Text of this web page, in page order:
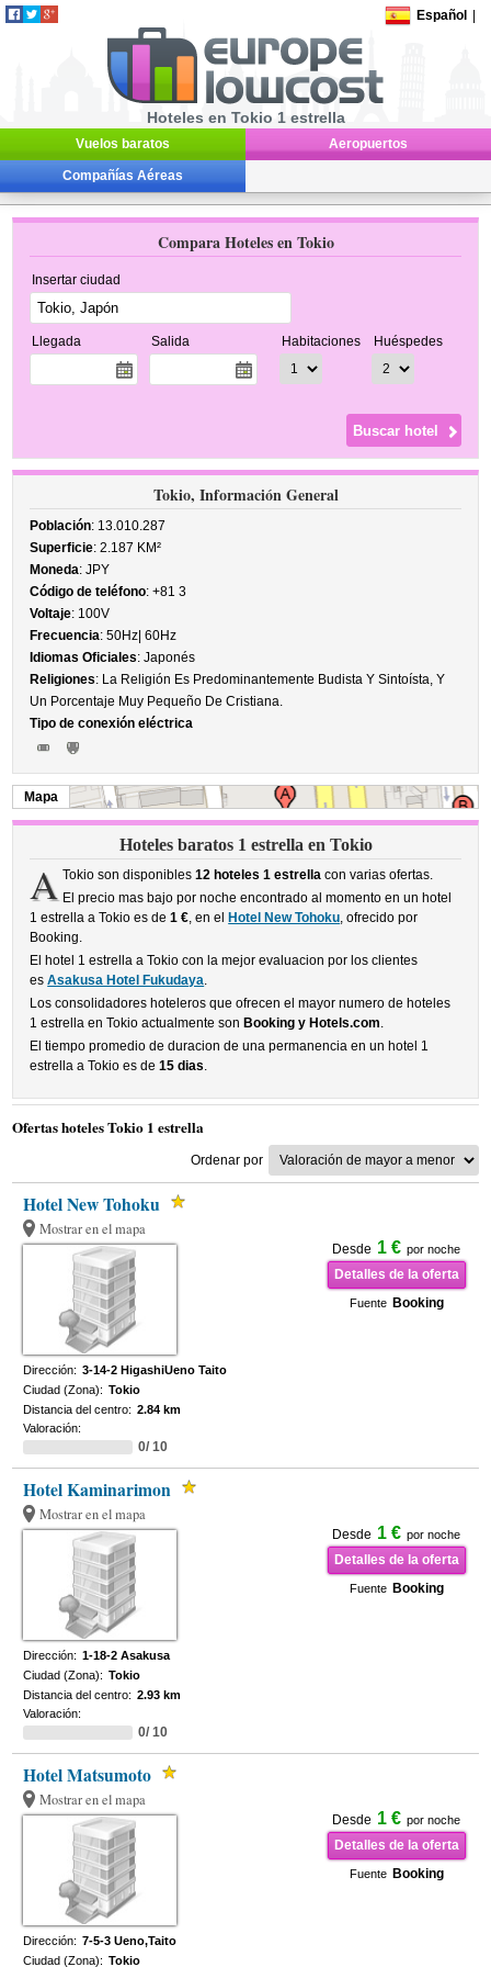
Español
Hoteles en Tokio 1 estrella
Vuelos baratos Aeropuertos
Compañías Aéreas
Compara Hoteles en Tokio
Insertar ciudad
Llegada Salida Habitaciones Huéspedes
Tokio, Información General
Población: 13.010.287
Superficie: 2.187 KM²
Moneda: JPY
Código de teléfono: +81 3
Voltaje: 100V
Frecuencia: 50Hz| 60Hz
Idiomas Oficiales: Japonés
Religiones: La Religión Es Predominantemente Budista Y Sintoísta, Y
Un Porcentaje Muy Pequeño De Cristiana.
Tipo de conexión eléctrica
Mapa
Hoteles baratos 1 estrella en Tokio
A Tokio son disponibles 12 hoteles 1 estrellacon varias ofertas.
El precio mas bajo por noche encontrado al momento en un hotel
1 estrella a Tokio es de1 €, en el Hotel New Tohoku, ofrecido por
Booking.
El hotel 1 estrella a Tokio con la mejor evaluacion por los clientes
esAsakusa Hotel Fukudaya.
Los consolidadores hoteleros que ofrecen el mayor numero de hoteles
1 estrella en Tokio actualmente son Booking y Hotels.com.
El tiempo promedio de duracion de una permanencia en un hotel 1
estrella a Tokio es de15 dias.
Ofertas hoteles Tokio 1 estrella
Ordenar por
Hotel New Tohoku
Mostrar en el mapa
Desde 1 € por noche
Detalles de la oferta
Fuente Booking
Dirección: 3-14-2 HigashiUeno Taito
Ciudad (Zona): Tokio
Distancia del centro: 2.84 km
Valoración:
0/ 10
Hotel Kaminarimon
Mostrar en el mapa
Desde 1 € por noche
Detalles de la oferta
Fuente Booking
Dirección: 1-18-2 Asakusa
Ciudad (Zona): Tokio
Distancia del centro: 2.93 km
Valoración:
0/ 10
Hotel Matsumoto
Mostrar en el mapa
Desde 1 € por noche
Detalles de la oferta
Fuente Booking
Dirección: 7-5-3 Ueno,Taito
Ciudad (Zona): Tokio